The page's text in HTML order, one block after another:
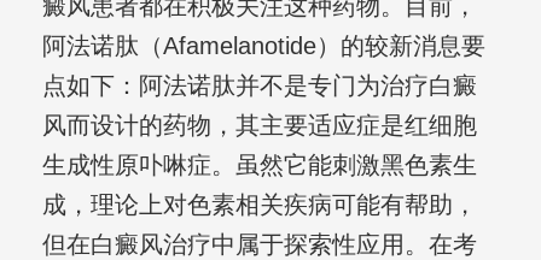
癜风患者都在积极关注这种药物。目前，
阿法诺肽（Afamelanotide）的较新消息要
点如下：阿法诺肽并不是专门为治疗白癜
风而设计的药物，其主要适应症是红细胞
生成性原卟啉症。虽然它能刺激黑色素生
成，理论上对色素相关疾病可能有帮助，
但在白癜风治疗中属于探索性应用。在考